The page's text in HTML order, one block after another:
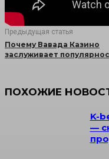
Предыдущая статья
Почему Вавада Казино
заслуживает
ПОХОЖИЕ
K-
—